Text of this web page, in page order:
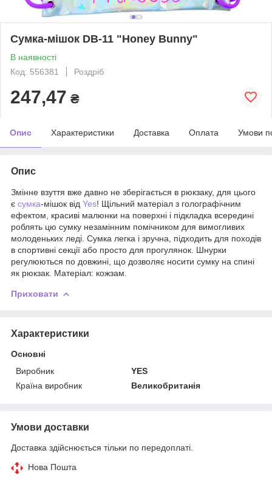
Сумка-мішок DB-11 "Honey Bunny"
В наявності
Код: 556381
Роздріб
247,47 ₴
Опис Характеристики Доставка Оплата Умови
Опис
Змінне взуття вже давно не зберігається в рюкзаку, для цього
є сумка-мішок від Yes! Щільний матеріал з голографічним
ефектом, красиві малюнки на поверхні і підкладка всередині
роблять цю сумку незамінним помічником для вимогливих
молоденьких леді. Сумка легка і зручна, підходить для походів
в спортивні секції або просто для прогулянок. Шнурки
регулюються по довжині, що дозволяє носити сумку на спині
як рюкзак. Матеріал: кожзам.
Приховати
Характеристики
Основні
Виробник
YES
Країна виробник
Великобританія
Умови доставки
Доставка здійснюється тільки по передоплаті.
Нова Пошта